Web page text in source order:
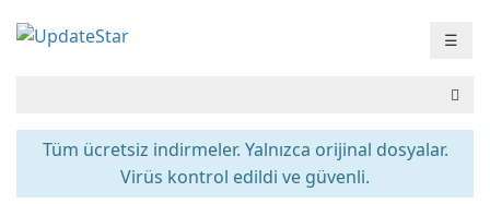
☰
Tüm ücretsiz indirmeler. Yalnızca orijinal dosyalar.
Virüs kontrol edildi ve güvenli.